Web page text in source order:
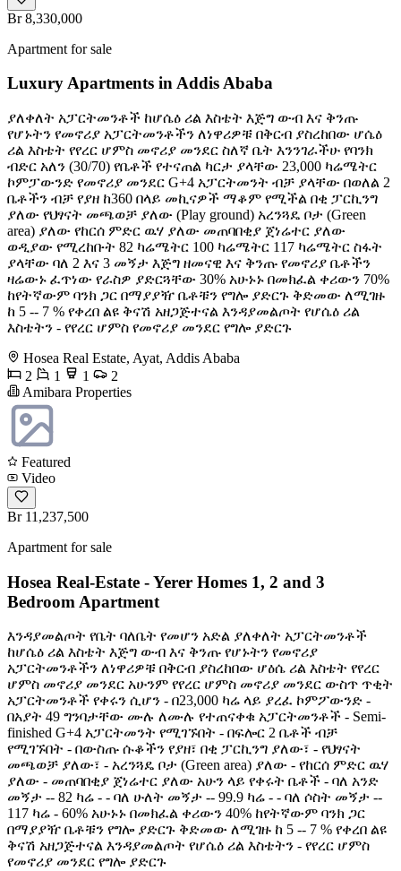
Br 8,330,000
Apartment for sale
Luxury Apartments in Addis Ababa
ያለቀለት አፓርትመንቶች ከሆሴዕ ሪል እስቴት እጅግ ውብ እና ቅንጡ
የሆኑትን የመኖሪያ አፓርትመንቶችን ለነዋሪዎቹ በቅርብ ያስረከበው ሆሴዕ
ሪል እስቴት የየረር ሆምስ መኖሪያ መንደር ስለኛ ቤት እንንገራችሁ የባንክ
ብድር አለን (30/70) የቤቶች የተናጠል ካርታ ያላቸው 23,000 ካሬሜትር
ኮምፓውንድ የመኖሪያ መንደር G+4 አፓርትመንት ብቻ ያላቸው በወለል 2
ቤቶችን ብቻ የያዘ ከ360 በላይ መኪናዎች ማቆም የሚችል በቂ ፓርኪንግ
ያለው የህፃናት መጫወቻ ያለው (Play ground) አረንጓዴ ቦታ (Green
area) ያለው የከርሰ ምድር ዉሃ ያለው መጠባበቂያ ጀነሬተር ያለው
ወዲያው የሚረከቡት 82 ካሬሜትር 100 ካሬሜትር 117 ካሬሜትር ስፋት
ያላቸው ባለ 2 እና 3 መኝታ እጅግ ዘመናዊ እና ቅንጡ የመኖሪያ ቤቶችን
ዛሬውኑ ፈጥነው የራስዎ ያድርጓቸው 30% አሁኑኑ በመክፈል ቀሪውን 70%
ከየትኛውም ባንክ ጋር በማያያዥ ቤቶቹን የግሎ ያድርጉ ቅድመው ለሚገዙ
ከ 5 -- 7 % የቀረበ ልዩ ቅናሽ አዘጋጅተናል እንዳያመልጦት የሆሴዕ ሪል
እስቴትን - የየረር ሆምስ የመኖሪያ መንደር የግሎ ያድርጉ
Hosea Real Estate, Ayat, Addis Ababa
2
1 1
2
Amibara Properties
Featured
Video
Br 11,237,500
Apartment for sale
Hosea Real-Estate - Yerer Homes 1, 2 and 3
Bedroom Apartment
እንዳያመልጦት የቤት ባለቤት የመሆን አድል ያለቀለት አፓርትመንቶች
ከሆሴዕ ሪል እስቴት እጅግ ውብ እና ቅንጡ የሆኑትን የመኖሪያ
አፓርትመንቶችን ለነዋሪዎቹ በቅርብ ያስረከበው ሆዕሴ ሪል እስቴት የየረር
ሆምስ መኖሪያ መንደር አሁንም የየረር ሆምስ መኖሪያ መንደር ውስጥ ጥቂት
አፓርትመንቶች የቀሩን ሲሆን - በ23,000 ካሬ ላይ ያረፈ ኮምፖውንድ -
በአያት 49 ግንባታቸው ሙሉ ለሙሉ የተጠናቀቁ አፓርትመንቶች - Semi-
finished G+4 አፓርትመንት የሚገኙበት - በፍሎር 2 ቤቶች ብቻ
የሚገኙበት - በውስጡ ሱቆችን የያዘ፣ በቂ ፓርኪንግ ያለው፣ - የህፃናት
መጫወቻ ያለው፣ - አረንጓዴ ቦታ (Green area) ያለው - የከርሰ ምድር ዉሃ
ያለው - መጠባበቂያ ጀነሬተር ያለው አሁን ላይ የቀሩት ቤቶች - ባለ አንድ
መኝታ -- 82 ካሬ - - ባለ ሁለት መኝታ -- 99.9 ካሬ - - ባለ ሶስት መኝታ --
117 ካሬ - 60% አሁኑኑ በመክፈል ቀሪውን 40% ከየትኛውም ባንክ ጋር
በማያያዥ ቤቶቹን የግሎ ያድርጉ ቅድመው ለሚገዙ ከ 5 -- 7 % የቀረበ ልዩ
ቅናሽ አዘጋጅተናል እንዳያመልጦት የሆሴዕ ሪል እስቴትን - የየረር ሆምስ
የመኖሪያ መንደር የግሎ ያድርጉ